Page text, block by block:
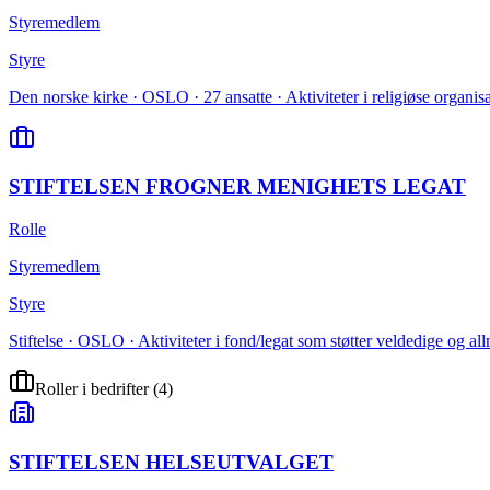
Styremedlem
Styre
Den norske kirke · OSLO · 27 ansatte · Aktiviteter i religiøse
STIFTELSEN FROGNER MENIGHETS LEGAT
Rolle
Styremedlem
Styre
Stiftelse · OSLO · Aktiviteter i fond/legat som støtter veldedige og
Roller i bedrifter(4)
STIFTELSEN HELSEUTVALGET